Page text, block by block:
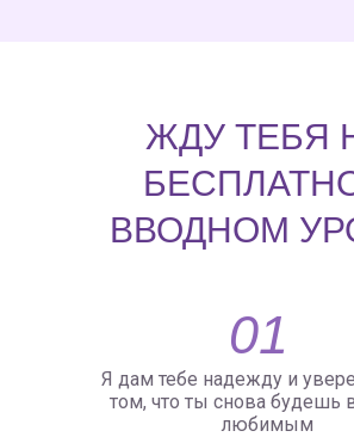
ЖДУ ТЕБЯ
ВВОДНОМ
01
Я дам тебе надежду и
том, что ты снова будешь
любимым